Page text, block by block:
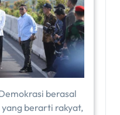
berasal
yang berarti rakyat,